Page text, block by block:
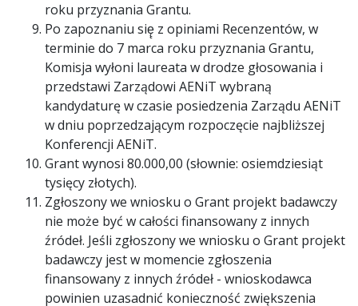
roku przyznania Grantu.
Po zapoznaniu się̨ z opiniami Recenzentów, w
terminie do 7 marca roku przyznania Grantu,
Komisja wyłoni laureata w drodze głosowania i
przedstawi Zarządowi AENiT wybraną
kandydaturę w czasie posiedzenia Zarządu AENiT
w dniu poprzedzającym rozpoczęcie najbliższej
Konferencji AENiT.
Grant wynosi 80.000,00 (słownie: osiemdziesiąt
tysięcy złotych).
Zgłoszony we wniosku o Grant projekt badawczy
nie może być w całości finansowany z innych
źródeł. Jeśli zgłoszony we wniosku o Grant projekt
badawczy jest w momencie zgłoszenia
finansowany z innych źródeł - wnioskodawca
powinien uzasadnić konieczność zwiększenia